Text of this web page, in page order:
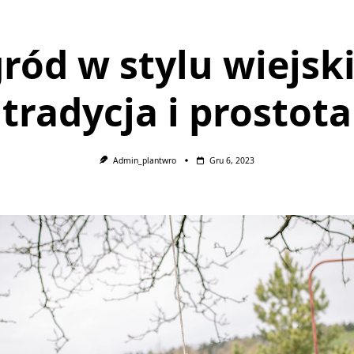
w stylu
tradycja i prostota
Admin_plantwro Gru 6, 2023